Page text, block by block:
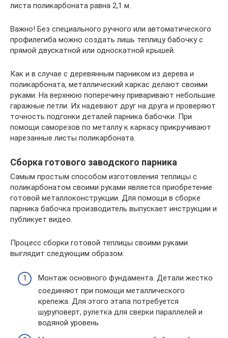
листа поликарбоната равна 2,1 м.
Важно! Без специального ручного или автоматического
профилегиба можно создать лишь теплицу бабочку с
прямой двускатной или односкатной крышей.
Как и в случае с деревянным парником из дерева и
поликарбоната, металлический каркас делают своими
руками. На верхнюю поперечину приваривают небольшие
гаражные петли. Их надевают друг на друга и проверяют
точность подгонки деталей парника бабочки. При
помощи саморезов по металлу к каркасу прикручивают
нарезанные листы поликарбоната.
Сборка готового заводского парника
Самым простым способом изготовления теплицы с
поликарбонатом своими руками является приобретение
готовой металлоконструкции. Для помощи в сборке
парника бабочка производитель выпускает инструкции и
публикует видео.
Процесс сборки готовой теплицы своими руками
выглядит следующим образом:
Монтаж основного фундамента. Детали жестко
соединяют при помощи металлического
крепежа. Для этого этапа потребуется
шуруповерт, рулетка для сверки параллелей и
водяной уровень.